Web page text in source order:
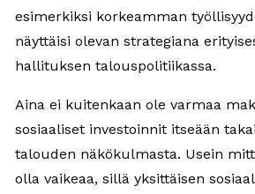
esimerkiksi korkeamman
näyttäisi olevan strategiana
hallituksen talouspolitiikassa.
Aina ei kuitenkaan ole varmaa
sosiaaliset investoinnit itseään
talouden näkökulmasta. Usein
olla vaikeaa, sillä yksittäisen